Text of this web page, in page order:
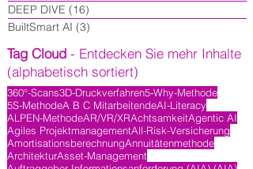
DEEP DIVE (16)
BuiltSmart AI (3)
Tag Cloud - Entdecken Sie mehr Inhalte
(alphabetisch sortiert)
360°-Scans3D-Druckverfahren5-Why-Methode
5S-MethodeA B C MitarbeitendeAI-Literacy
ALPEN-MethodeAR/VR/XRAchtsamkeitAgentic AI
Agiles ProjektmanagementAll-Risk-Versicherung
AmortisationsberechnungAnnuitätenmethode
ArchitekturAsset-Management